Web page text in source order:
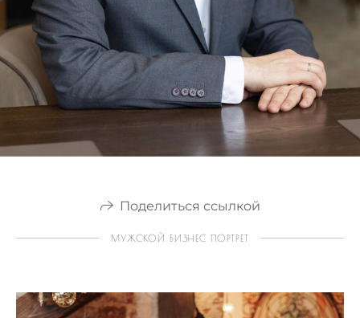
Поделиться ссылкой
МУЖСКОЙ БИЗНЕС ПОРТРЕТ